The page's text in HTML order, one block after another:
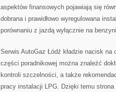
aspektów finansowych pojawiają się
dobrana i prawidłowo wyregulowana
porównaniu z jazdą wyłącznie na
Serwis AutoGaz Łódź kładzie nacisk
części poradnikowej można znaleźć
kontroli szczelności, a także
pracy instalacji LPG. Dzięki temu